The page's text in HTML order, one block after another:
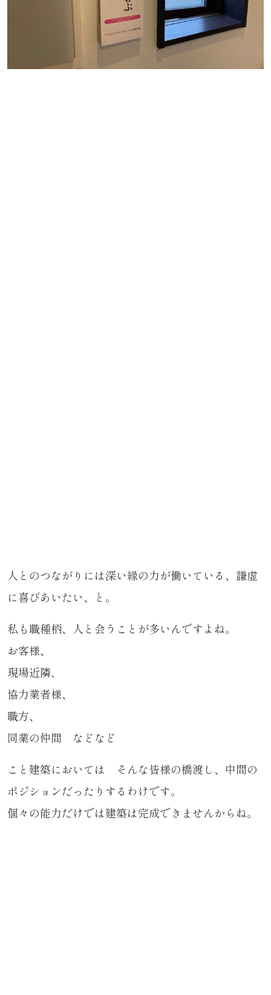
人とのつながりには深い縁の力が働いている、謙虚
に喜びあいたい、と。
私も職種柄、人と会うことが多いんですよね。
お客様、
現場近隣、
協力業者様、
職方、
同業の仲間 などなど
こと建築においては そんな皆様の橋渡し、中間の
ポジションだったりするわけです。
個々の能力だけでは建築は完成できませんからね。